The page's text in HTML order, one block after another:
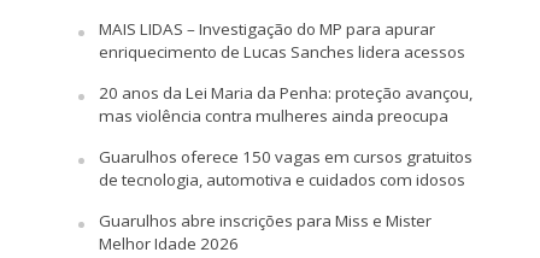
MAIS LIDAS – Investigação do MP para apurar
enriquecimento de Lucas Sanches lidera acessos
20 anos da Lei Maria da Penha: proteção avançou,
mas violência contra mulheres ainda preocupa
Guarulhos oferece 150 vagas em cursos gratuitos
de tecnologia, automotiva e cuidados com idosos
Guarulhos abre inscrições para Miss e Mister
Melhor Idade 2026